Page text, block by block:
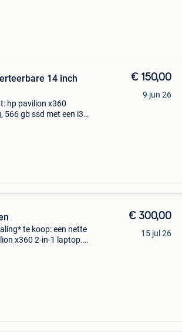
14 inch
hp pavilion x360
566 gb ssd met een i3
€ 150,00
9 jun 26
te koop: een nette
x360 2-in-1 laptop.
€ 300,00
15 jul 26